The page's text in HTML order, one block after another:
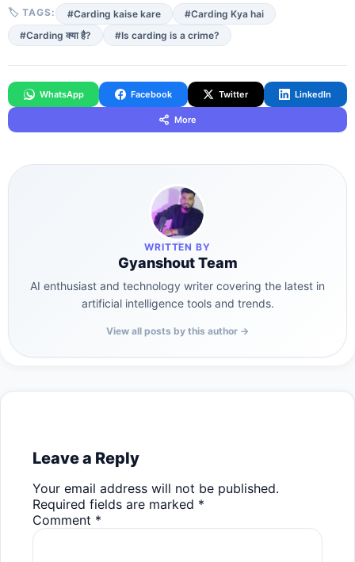
🏷 TAGS: #Carding kaise kare
#Carding Kya hai
#Carding क्या है?
#Is carding is a crime?
WhatsApp Facebook Twitter LinkedIn
More
WRITTEN BY
Gyanshout Team
AI enthusiast and technology writer covering the latest in
artificial intelligence tools and trends.
View all posts by this author →
Leave a Reply
Your email address will not be published.
Required fields are marked *
Comment *